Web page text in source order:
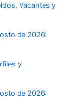
Vacantes y
de 2026:
y
de 2026: